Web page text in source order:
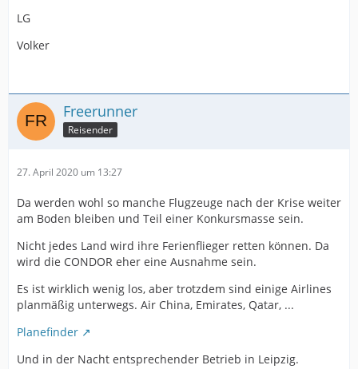
LG
Volker
Freerunner
Reisender
27. April 2020 um 13:27
Da werden wohl so manche Flugzeuge nach der Krise weiter
am Boden bleiben und Teil einer Konkursmasse sein.
Nicht jedes Land wird ihre Ferienflieger retten können. Da
wird die CONDOR eher eine Ausnahme sein.
Es ist wirklich wenig los, aber trotzdem sind einige Airlines
planmäßig unterwegs. Air China, Emirates, Qatar, ...
Planefinder
Und in der Nacht entsprechender Betrieb in Leipzig.